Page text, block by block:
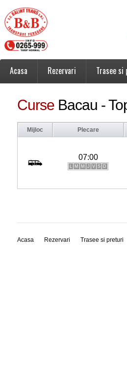
Acasa Rezervari Trasee
Curse Bacau -
Mijloc Plecare
07:00
L M M J V S D
Acasa Rezervari Trasee si preturi